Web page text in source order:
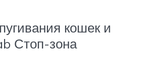
кошек и
Стоп-зона